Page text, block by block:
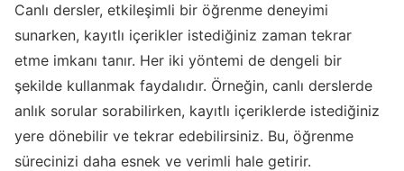
Canlı dersler, etkileşimli bir öğrenme deneyimi
sunarken, kayıtlı içerikler istediğiniz zaman tekrar
etme imkanı tanır. Her iki yöntemi de dengeli bir
şekilde kullanmak faydalıdır. Örneğin, canlı derslerde
anlık sorular sorabilirken, kayıtlı içeriklerde istediğiniz
yere dönebilir ve tekrar edebilirsiniz. Bu, öğrenme
sürecinizi daha esnek ve verimli hale getirir.